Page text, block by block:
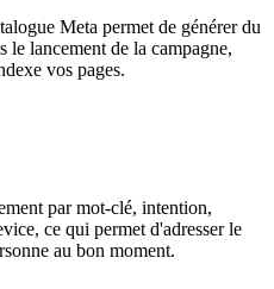
Meta permet de générer du
le lancement de la campagne,
vos pages.
par mot-clé, intention,
ce qui permet d'adresser le
au bon moment.